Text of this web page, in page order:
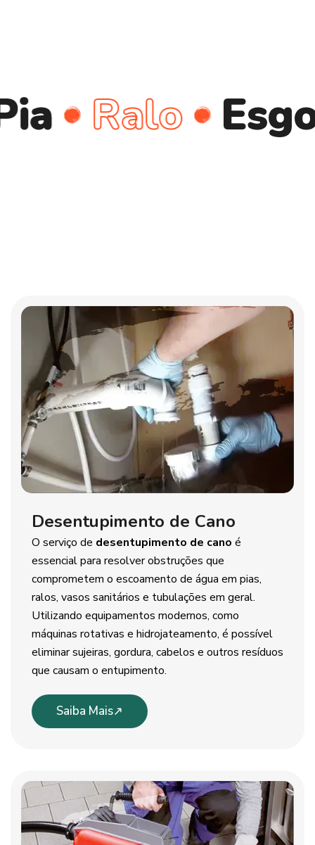
Esgoto
Desentupimento de Cano
O serviço de desentupimento de cano é
essencial para resolver obstruções que
comprometem o escoamento de água em pias,
ralos, vasos sanitários e tubulações em geral.
Utilizando equipamentos modernos, como
máquinas rotativas e hidrojateamento, é possível
eliminar sujeiras, gordura, cabelos e outros resíduos
que causam o entupimento.
Saiba Mais